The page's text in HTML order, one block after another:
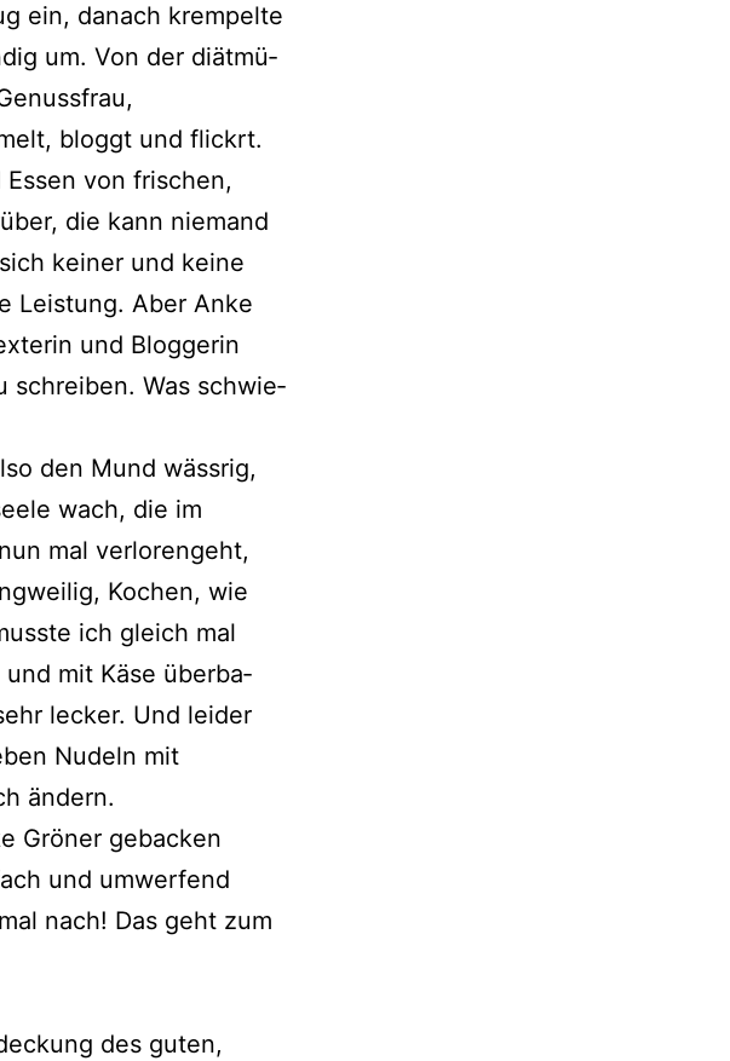
ein, danach krem­pel­te
um. Von der diät­mü­
bloggt und flick­rt.
von fri­schen,
die kann nie­mand
kei­ner und kei­ne
Leistung. Aber Anke
und Bloggerin
schrei­ben. Was schwie­
den Mund wäss­rig,
wach, die im
mal ver­lo­ren­geht,
Kochen, wie
ich gleich mal
mit Käse über­ba­
lecker. Und lei­der
Nudeln mit
ändern.
Gröner geba­cken
und umwer­fend
nach! Das geht zum
des guten,